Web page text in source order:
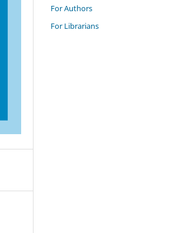
For Authors
For Librarians